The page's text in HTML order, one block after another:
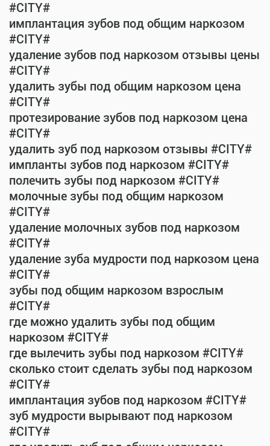
#CITY#
имплантация зубов под общим наркозом
#CITY#
удаление зубов под наркозом отзывы цены
#CITY#
удалить зубы под общим наркозом цена
#CITY#
протезирование зубов под наркозом цена
#CITY#
удалить зуб под наркозом отзывы #CITY#
импланты зубов под наркозом #CITY#
полечить зубы под наркозом #CITY#
молочные зубы под общим наркозом
#CITY#
удаление молочных зубов под наркозом
#CITY#
удаление зуба мудрости под наркозом цена
#CITY#
зубы под общим наркозом взрослым
#CITY#
где можно удалить зубы под общим
наркозом #CITY#
где вылечить зубы под наркозом #CITY#
сколько стоит сделать зубы под наркозом
#CITY#
имплантация зубов под наркозом #CITY#
зуб мудрости вырывают под наркозом
#CITY#